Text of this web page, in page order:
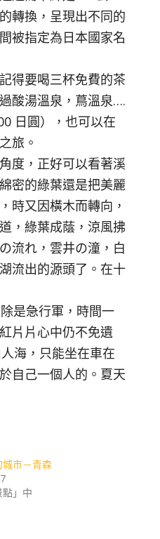
轉換，呈現出不同的
被指定為日本國家名
得要喝三杯免費的茶
酸湯溫泉，蔦溫泉….
日圓），也可以在
旅。
度，正好可以看著溪
密的綠葉還是把美麗
時又因橫木而轉向，
，綠葉成蔭，涼風拂
流れ，雲井の潼，白
流出的源頭了。在十
是急行軍，時間一
片片心中仍不免遺
海，只能坐在車在
自己一個人的。夏天
市－青森
」中